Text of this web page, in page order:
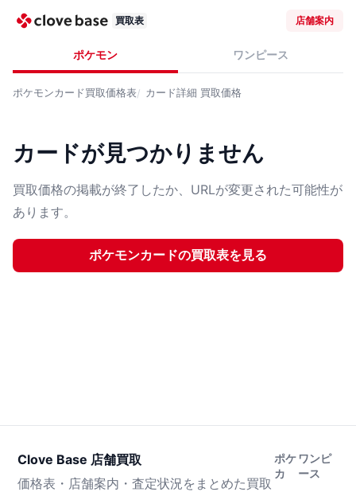
買取表 店舗案内
ポケモン ワンピース
ポケモンカード買取価格表 カード詳細 買取価格
カードが見つかりません
買取価格の掲載が終了したか、URLが変更された可能性が
あります。
ポケモンカードの買取表を見る
Clove Base 店舗買取
価格表・店舗案内・査定状況をまとめた買取
ポケ
カ
ワンピ
ース